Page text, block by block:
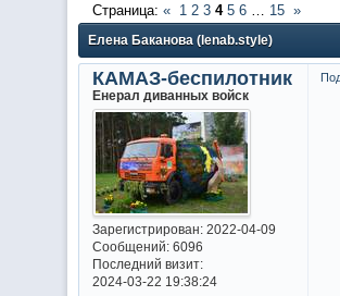
Елена Баканова (lenab.style)
Страница: « 1 2 3 4 5 6 15 »
КАМАЗ-беспилотник
Енерал диванных войск
Зарегистрирован: 2022-04-09
Сообщений:6096
Последний визит:
2024-03-22 19:38:24